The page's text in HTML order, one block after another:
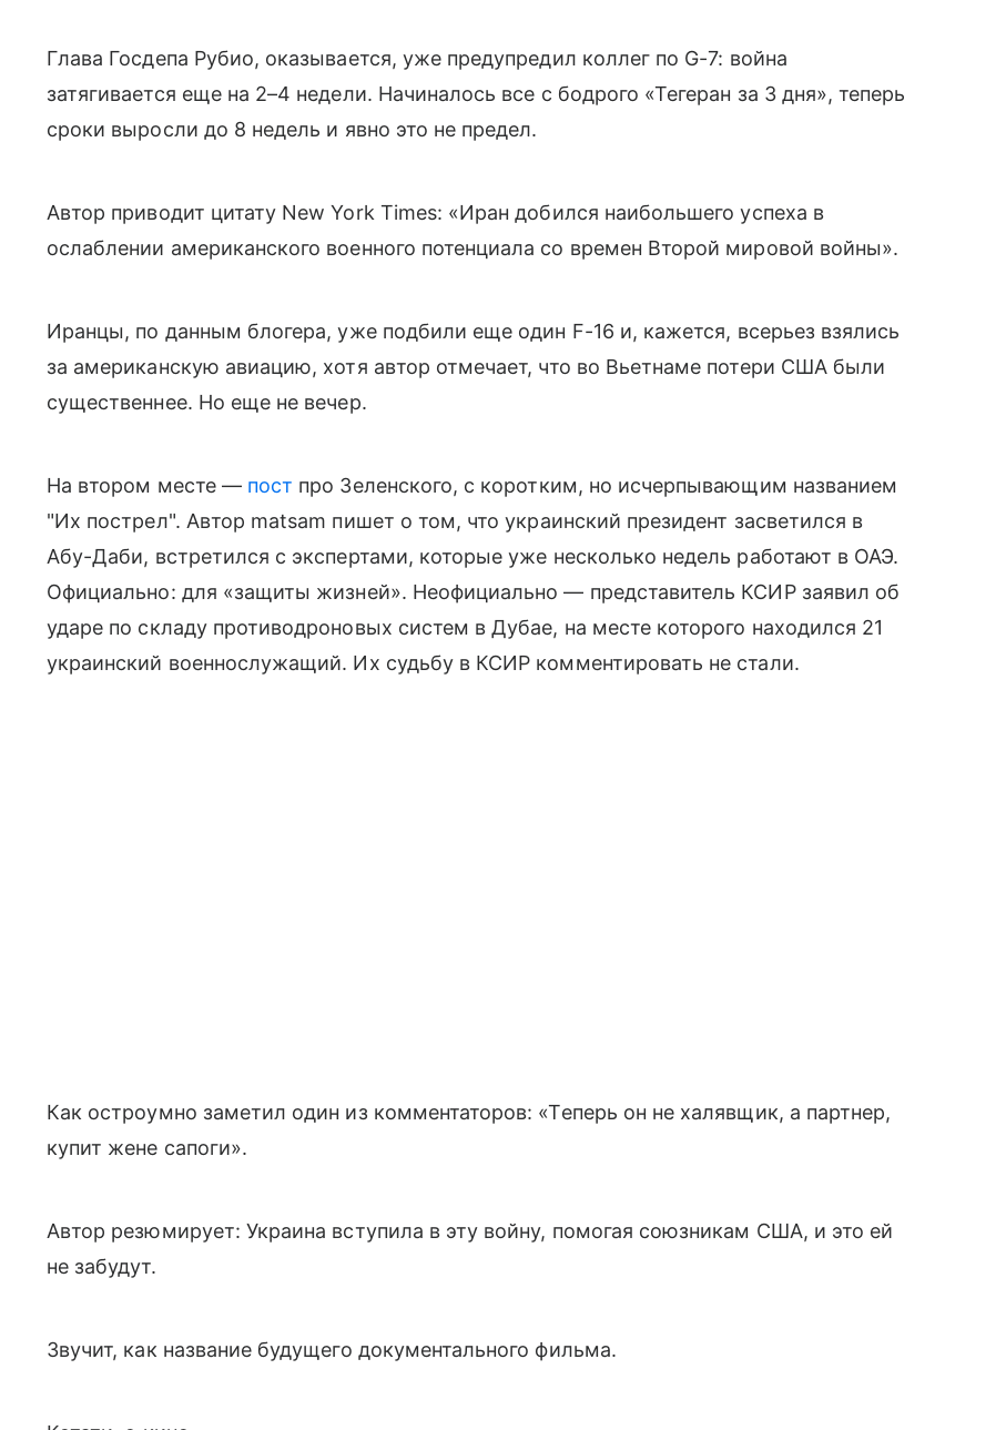
Глава Госдепа Рубио, оказывается, уже предупредил коллег по G-7: война
затягивается еще на 2–4 недели. Начиналось все с бодрого «Тегеран за 3 дня», теперь
сроки выросли до 8 недель и явно это не предел.
Автор приводит цитату New York Times: «Иран добился наибольшего успеха в
ослаблении американского военного потенциала со времен Второй мировой войны».
Иранцы, по данным блогера, уже подбили еще один F-16 и, кажется, всерьез взялись
за американскую авиацию, хотя автор отмечает, что во Вьетнаме потери США были
существеннее. Но еще не вечер.
На втором месте — пост про Зеленского, с коротким, но исчерпывающим названием
"Их пострел". Автор matsam пишет о том, что украинский президент засветился в
Абу-Даби, встретился с экспертами, которые уже несколько недель работают в ОАЭ.
Официально: для «защиты жизней». Неофициально — представитель КСИР заявил об
ударе по складу противодроновых систем в Дубае, на месте которого находился 21
украинский военнослужащий. Их судьбу в КСИР комментировать не стали.
Как остроумно заметил один из комментаторов: «Теперь он не халявщик, а партнер,
купит жене сапоги».
Автор резюмирует: Украина вступила в эту войну, помогая союзникам США, и это ей
не забудут.
Звучит, как название будущего документального фильма.